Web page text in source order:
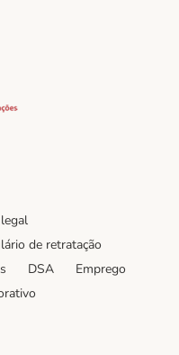
de retratação
DSA
Emprego